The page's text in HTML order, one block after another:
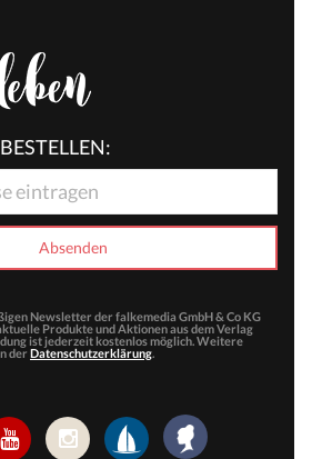
Newsletter der falkemedia GmbH & Co KG
Produkte und Aktionen aus dem Verlag
ist jederzeit kostenlos möglich. Weitere
der Datenschutzerklärung.